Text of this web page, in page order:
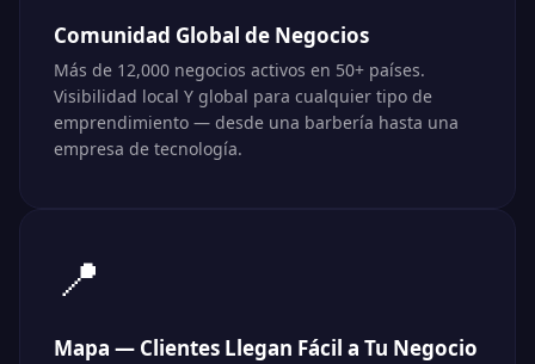
▶️
🔗
Comunidad Global de Negocios
Más de 12,000 negocios activos en 50+ países.
Visibilidad local Y global para cualquier tipo de
emprendimiento — desde una barbería hasta una
empresa de tecnología.
📍
Mapa — Clientes Llegan Fácil a Tu Negocio